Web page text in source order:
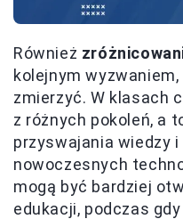
Również
kolejnym
zmierzyć. W klasach
z różnych pokoleń, a
przyswajania wiedzy
nowoczesnych
mogą być bardziej
edukacji, podczas